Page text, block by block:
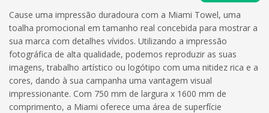
Cause uma impressão duradoura com a Miami Towel, uma
toalha promocional em tamanho real concebida para mostrar a
sua marca com detalhes vívidos. Utilizando a impressão
fotográfica de alta qualidade, podemos reproduzir as suas
imagens, trabalho artístico ou logótipo com uma nitidez rica e a
cores, dando à sua campanha uma vantagem visual
impressionante. Com 750 mm de largura x 1600 mm de
comprimento, a Miami oferece uma área de superfície